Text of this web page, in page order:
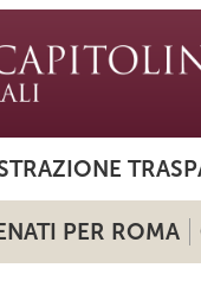
PER ROMA